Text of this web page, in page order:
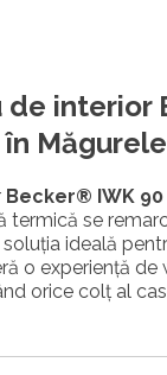
de interior
Măgurele
Becker® IWK
termică se
ideală
o experiență
orice colț al